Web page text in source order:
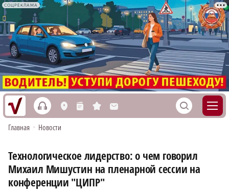
СОЦРЕКЛАМА
h L n s M S
Главная • Новости
Технологическое лидерство: о чем говорил
Михаил Мишустин на пленарной сессии на
конференции "ЦИПР"